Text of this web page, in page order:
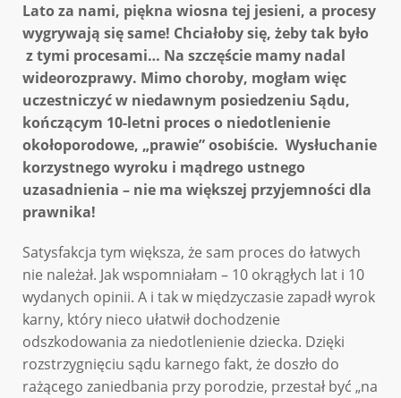
Lato za nami, piękna wiosna tej jesieni, a procesy
wygrywają się same! Chciałoby się, żeby tak było
z tymi procesami… Na szczęście mamy nadal
wideorozprawy. Mimo choroby, mogłam więc
uczestniczyć w niedawnym posiedzeniu Sądu,
kończącym 10-letni proces o niedotlenienie
okołoporodowe, „prawie” osobiście. Wysłuchanie
korzystnego wyroku i mądrego ustnego
uzasadnienia – nie ma większej przyjemności dla
prawnika!
Satysfakcja tym większa, że sam proces do łatwych
nie należał. Jak wspomniałam – 10 okrągłych lat i 10
wydanych opinii. A i tak w międzyczasie zapadł wyrok
karny, który nieco ułatwił dochodzenie
odszkodowania za niedotlenienie dziecka. Dzięki
rozstrzygnięciu sądu karnego fakt, że doszło do
rażącego zaniedbania przy porodzie, przestał być „na